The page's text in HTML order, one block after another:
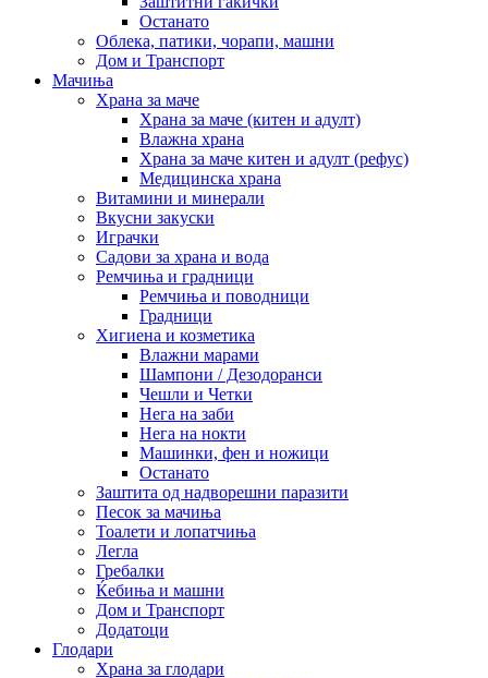
Останато
Облека, патики, чорапи, машни
Дом и Транспорт
Мачиња
Храна за маче
Храна за маче (китен и адулт)
Влажна храна
Храна за маче китен и адулт (рефус)
Медицинска храна
Витамини и минерали
Вкусни закуски
Играчки
Садови за храна и вода
Ремчиња и градници
Ремчиња и поводници
Градници
Хигиена и козметика
Влажни марами
Шампони / Дезодоранси
Чешли и Четки
Нега на заби
Нега на нокти
Машинки, фен и ножици
Останато
Заштита од надворешни паразити
Песок за мачиња
Тоалети и лопатчиња
Легла
Гребалки
Ќебиња и машни
Дом и Транспорт
Додатоци
Глодари
Храна за глодари